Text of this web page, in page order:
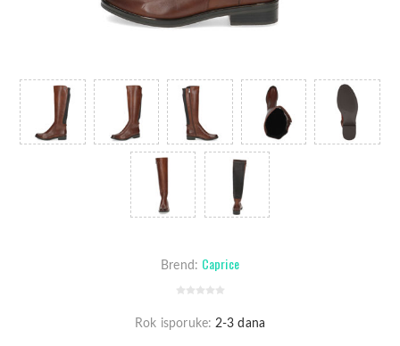
Brend: Caprice
Rok isporuke: 2-3 dana